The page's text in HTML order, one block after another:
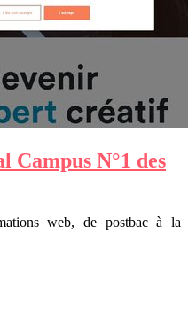
Campus N°1 des
web, de postbac à la